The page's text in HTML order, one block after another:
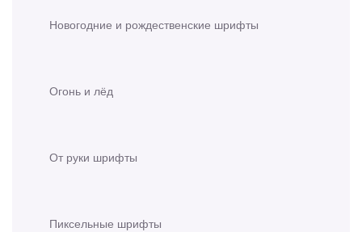
Новогодние и рождественские шрифты
Огонь и лёд
От руки шрифты
Пиксельные шрифты